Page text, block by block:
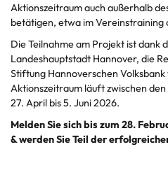
Aktionszeitraum auch außerhalb
betätigen, etwa im
Die Teilnahme am Projekt ist dank
Landeshauptstadt Hannover, die
Stiftung Hannoverschen
Aktionszeitraum läuft zwischen
27. April bis 5. Juni 2026.
Melden Sie sich bis zum 28.
& werden Sie Teil der